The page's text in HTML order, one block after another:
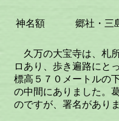
神名額 郷社・三
久万の大宝寺は、札
ロあり、歩き遍路にと
標高５７０メートルの
の中間にありました。
のですが、署名がありま